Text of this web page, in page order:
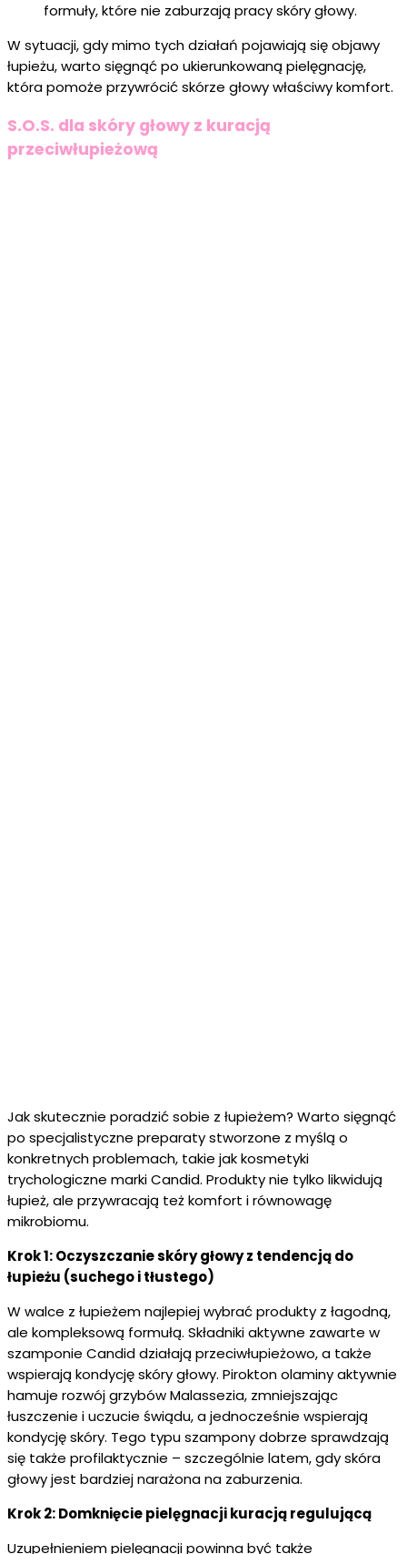
formuły, które nie zaburzają pracy skóry głowy.
W sytuacji, gdy mimo tych działań pojawiają się objawy
łupieżu, warto sięgnąć po ukierunkowaną pielęgnację,
która pomoże przywrócić skórze głowy właściwy komfort.
S.O.S. dla skóry głowy z kuracją
przeciwłupieżową
Jak skutecznie poradzić sobie z łupieżem? Warto sięgnąć
po specjalistyczne preparaty stworzone z myślą o
konkretnych problemach, takie jak kosmetyki
trychologiczne marki Candid. Produkty nie tylko likwidują
łupież, ale przywracają też komfort i równowagę
mikrobiomu.
Krok 1: Oczyszczanie skóry głowy z tendencją do
łupieżu (suchego i tłustego)
W walce z łupieżem najlepiej wybrać produkty z łagodną,
ale kompleksową formułą. Składniki aktywne zawarte w
szamponie Candid działają przeciwłupieżowo, a także
wspierają kondycję skóry głowy. Pirokton olaminy aktywnie
hamuje rozwój grzybów Malassezia, zmniejszając
łuszczenie i uczucie świądu, a jednocześnie wspierają
kondycję skóry. Tego typu szampony dobrze sprawdzają
się także profilaktycznie – szczególnie latem, gdy skóra
głowy jest bardziej narażona na zaburzenia.
Krok 2: Domknięcie pielęgnacji kuracją regulującą
Uzupełnieniem pielęgnacji powinna być także